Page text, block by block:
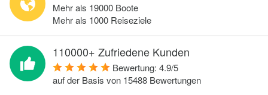
Mehr als 19000 Boote
Mehr als 1000 Reiseziele
110000+ Zufriedene Kunden
Bewertung: 4.9/5
auf der Basis von 15488 Bewertungen